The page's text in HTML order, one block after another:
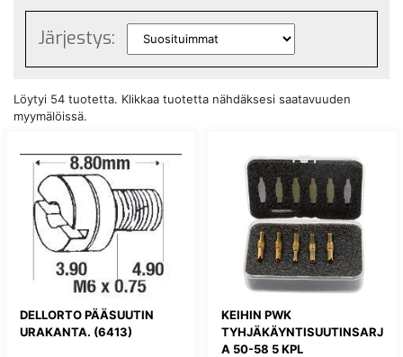
Järjestys:
Löytyi 54 tuotetta. Klikkaa tuotetta nähdäksesi saatavuuden
myymälöissä.
DELLORTO PÄÄSUUTIN
URAKANTA. (6413)
KEIHIN PWK
TYHJÄKÄYNTISUUTINSARJ
A 50-58 5 KPL